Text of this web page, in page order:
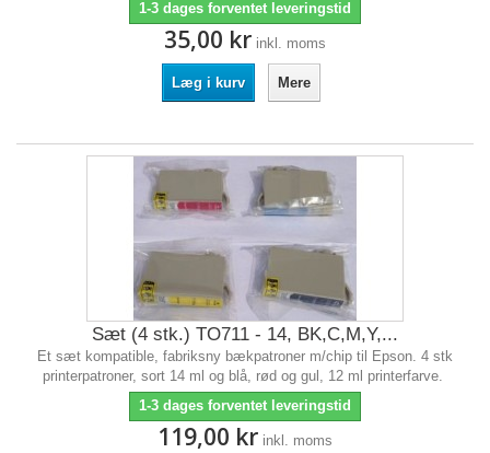
1-3 dages forventet leveringstid
35,00 kr inkl. moms
Læg i kurv Mere
Sæt (4 stk.) TO711 - 14, BK,C,M,Y,...
Et sæt kompatible, fabriksny bækpatroner m/chip til Epson. 4 stk
printerpatroner, sort 14 ml og blå, rød og gul, 12 ml printerfarve.
1-3 dages forventet leveringstid
119,00 kr inkl. moms